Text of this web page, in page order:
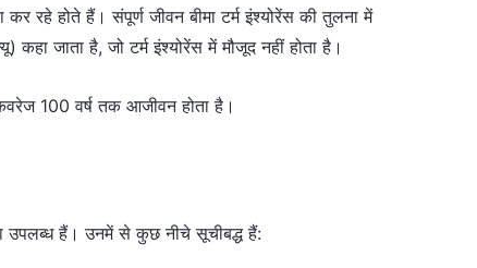
रहे होते हैं। संपूर्ण जीवन बीमा टर्म इंश्योरेंस की तुलना में
जाता है, जो टर्म इंश्योरेंस में मौजूद नहीं होता है।
100 वर्ष तक आजीवन होता है।
उपलब्ध हैं। उनमें से कुछ नीचे सूचीबद्ध हैं: